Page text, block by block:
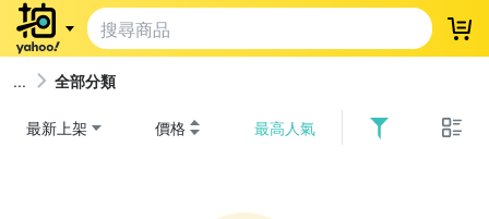
登
全部分類
最新上架 價格 最高人氣